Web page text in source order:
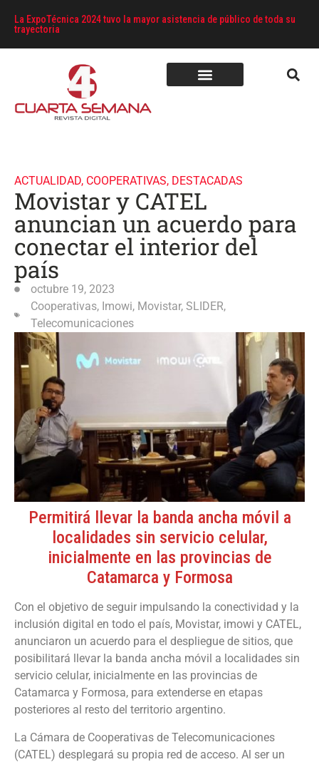
La ExpoTécnica 2024 tuvo la mayor asistencia de público de toda su
trayectoria
ACTUALIDAD, COOPERATIVAS, DESTACADAS
Movistar y CATEL
anuncian un acuerdo para
conectar el interior del
país
octubre 19, 2023
Cooperativas, Imowi, Movistar, SLIDER,
Telecomunicaciones
Permitirá llevar la banda ancha móvil a
localidades sin servicio celular,
inicialmente en las provincias de
Catamarca y Formosa
Con el objetivo de seguir impulsando la conectividad y la
inclusión digital en todo el país, Movistar, imowi y CATEL,
anunciaron un acuerdo para el despliegue de sitios, que
posibilitará llevar la banda ancha móvil a localidades sin
servicio celular, inicialmente en las provincias de
Catamarca y Formosa, para extenderse en etapas
posteriores al resto del territorio argentino.
La Cámara de Cooperativas de Telecomunicaciones
(CATEL) desplegará su propia red de acceso. Al ser un